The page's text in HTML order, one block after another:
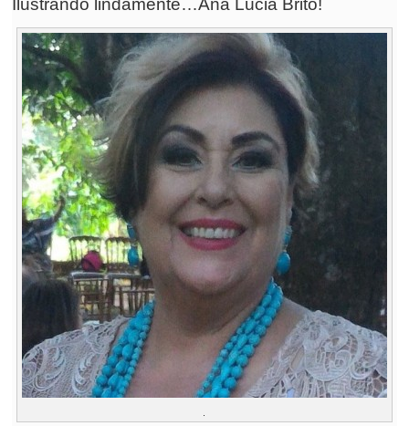
Ilustrando lindamente…Ana Lúcia Brito!